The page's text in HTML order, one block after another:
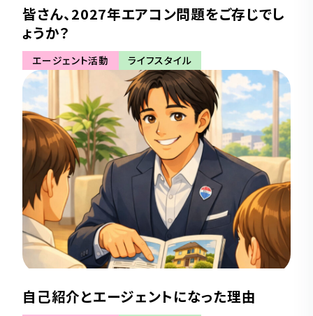
皆さん、2027年エアコン問題をご存じでし
ょうか？
エージェント活動 ライフスタイル
自己紹介とエージェントになった理由